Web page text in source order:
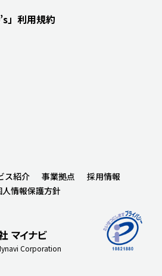
」利用規約
Corporation
ス紹介 事業拠点
採用情報
人情報保護方針